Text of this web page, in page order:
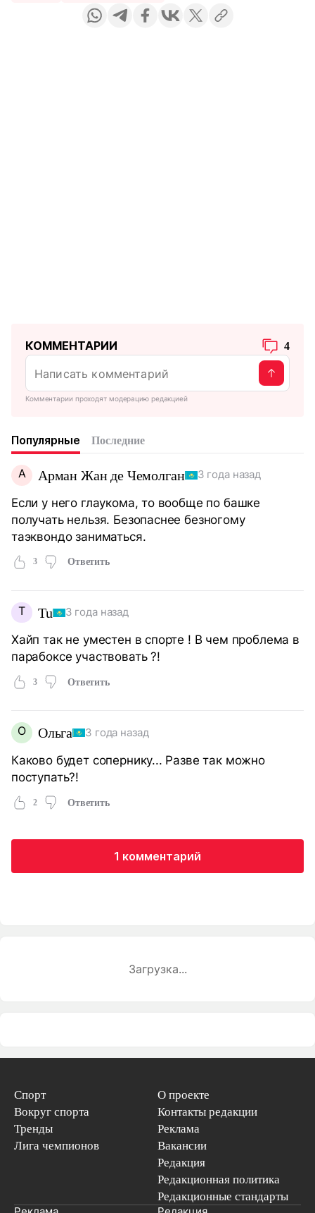
КОММЕНТАРИИ 4
Комментарии проходят модерацию редакцией
Популярные Последние
А Арман Жан де Чемолган 3 года назад
Если у него глаукома, то вообще по башке
получать нельзя. Безопаснее безногому
таэквондо заниматься.
3 Ответить
T Tu 3 года назад
Хайп так не уместен в спорте ! В чем проблема в
парабоксе участвовать ?!
3 Ответить
О Ольга 3 года назад
Каково будет сопернику... Разве так можно
поступать?!
2 Ответить
1 комментарий
Загрузка...
Спорт
Вокруг спорта
Тренды
Лига чемпионов
О проекте
Контакты редакции
Реклама
Вакансии
Редакция
Редакционная политика
Редакционные стандарты